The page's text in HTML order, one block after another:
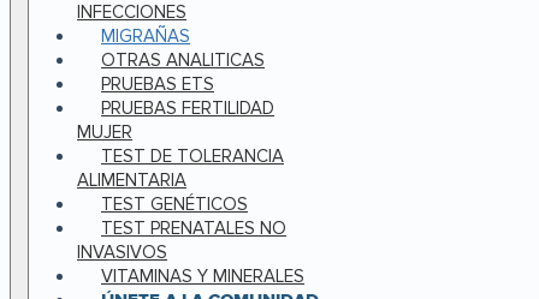
INFECCIONES
MIGRAÑAS
OTRAS ANALITICAS
PRUEBAS ETS
PRUEBAS FERTILIDAD
MUJER
TEST DE TOLERANCIA
ALIMENTARIA
TEST GENÉTICOS
TEST PRENATALES NO
INVASIVOS
VITAMINAS Y MINERALES